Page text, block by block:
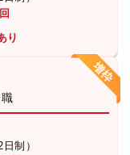
り
制）